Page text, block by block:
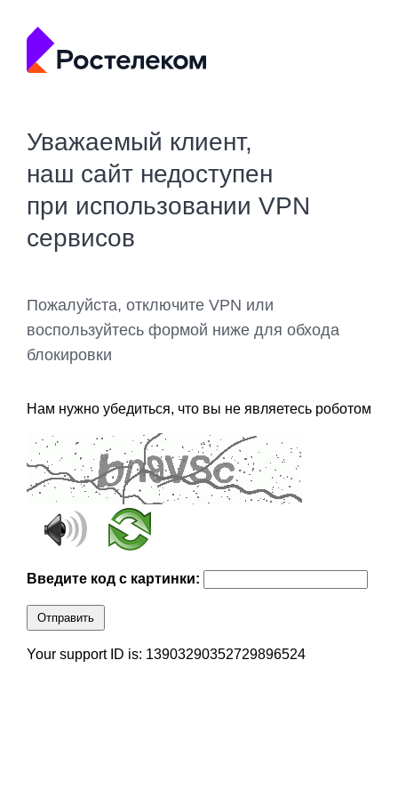
Уважаемый клиент,
наш сайт недоступен
при использовании VPN
сервисов
Пожалуйста, отключите VPN или
воспользуйтесь формой ниже для обхода
блокировки
Нам нужно убедиться, что вы не являетесь роботом
Введите код с картинки:
Отправить
Your support ID is: 13903290352729896524